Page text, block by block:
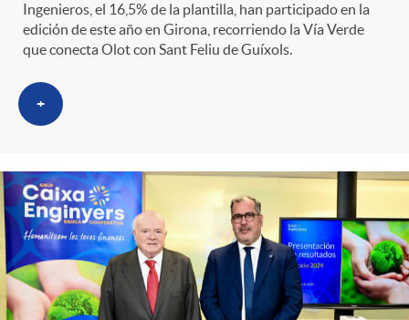
Ingenieros, el 16,5% de la plantilla, han participado en la
edición de este año en Girona, recorriendo la Vía Verde
que conecta Olot con Sant Feliu de Guíxols.
+